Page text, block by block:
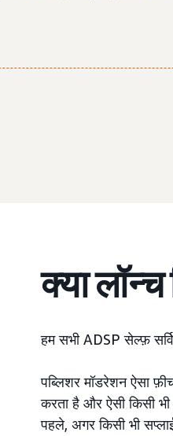
क्या
हम सभी ADSP सेल्फ़
पब्लिशर मॉडरेशन ऐसा
करता है और ऐसी किसी
पहले, अगर किसी भी